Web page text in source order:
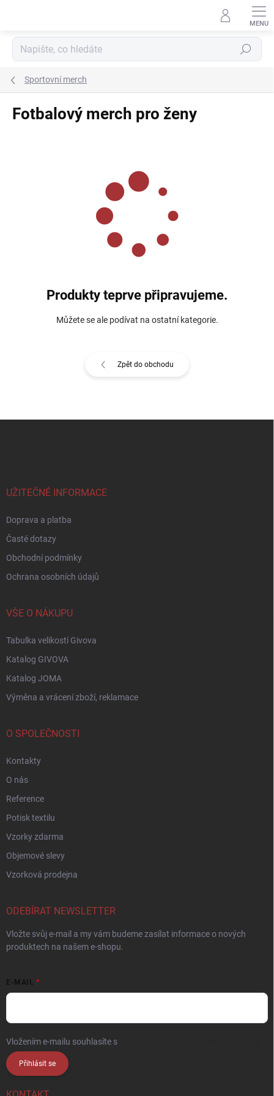
Hledat
Sportovní merch
Fotbalový merch pro ženy
Produkty teprve připravujeme.
Můžete se ale podívat na ostatní kategorie.
Zpět do obchodu
UŽITEČNÉ INFORMACE
Doprava a platba
Časté dotazy
Obchodní podmínky
Ochrana osobních údajů
VŠE O NÁKUPU
Tabulka velikostí Givova
Katalog GIVOVA
Katalog JOMA
Výměna a vrácení zboží, reklamace
O SPOLEČNOSTI
Kontakty
O nás
Reference
Potisk textilu
Vzorky zdarma
Objemové slevy
Vzorková prodejna
ODEBÍRAT NEWSLETTER
Vložte svůj e-mail a my vám budeme zasílat informace o nových
produktech na našem e-shopu.
E-MAIL
Vložením e-mailu souhlasíte s
Přihlásit se